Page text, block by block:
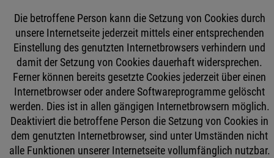
Die betroffene Person kann die Setzung von Cookies durch
unsere Internetseite jederzeit mittels einer entsprechenden
Einstellung des genutzten Internetbrowsers verhindern und
damit der Setzung von Cookies dauerhaft widersprechen.
Ferner können bereits gesetzte Cookies jederzeit über einen
Internetbrowser oder andere Softwareprogramme gelöscht
werden. Dies ist in allen gängigen Internetbrowsern möglich.
Deaktiviert die betroffene Person die Setzung von Cookies in
dem genutzten Internetbrowser, sind unter Umständen nicht
alle Funktionen unserer Internetseite vollumfänglich nutzbar.